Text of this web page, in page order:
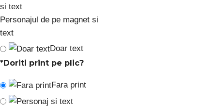
Personajul de pe magnet si
text
Doar text
*Doriti print pe plic?
Fara print